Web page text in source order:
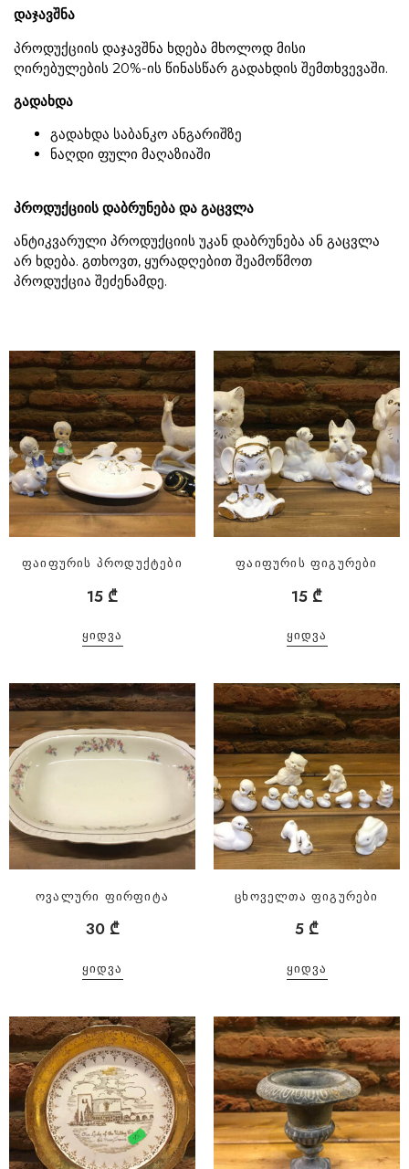
დაჯავშნა
პროდუქციის დაჯავშნა ხდება მხოლოდ მისი
ღირებულების 20%-ის წინასწარ გადახდის შემთხვევაში.
გადახდა
გადახდა საბანკო ანგარიშზე
ნაღდი ფული მაღაზიაში
პროდუქციის დაბრუნება და გაცვლა
ანტიკვარული პროდუქციის უკან დაბრუნება ან გაცვლა
არ ხდება. გთხოვთ, ყურადღებით შეამოწმოთ
პროდუქცია შეძენამდე.
ფაიფურის პროდუქტები
15 ₾
ᲧᲘᲓᲕᲐ
ფაიფურის ფიგურები
15 ₾
ᲧᲘᲓᲕᲐ
ოვალური ფირფიტა
30 ₾
ᲧᲘᲓᲕᲐ
ცხოველთა ფიგურები
5 ₾
ᲧᲘᲓᲕᲐ